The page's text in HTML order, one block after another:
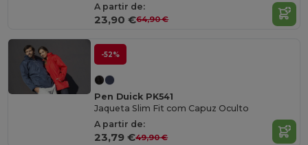
A partir de:
23,90 €64,90 €
-52%
Pen Duick PK541
Jaqueta Slim Fit com Capuz Oculto
A partir de:
23,79 €49,90 €